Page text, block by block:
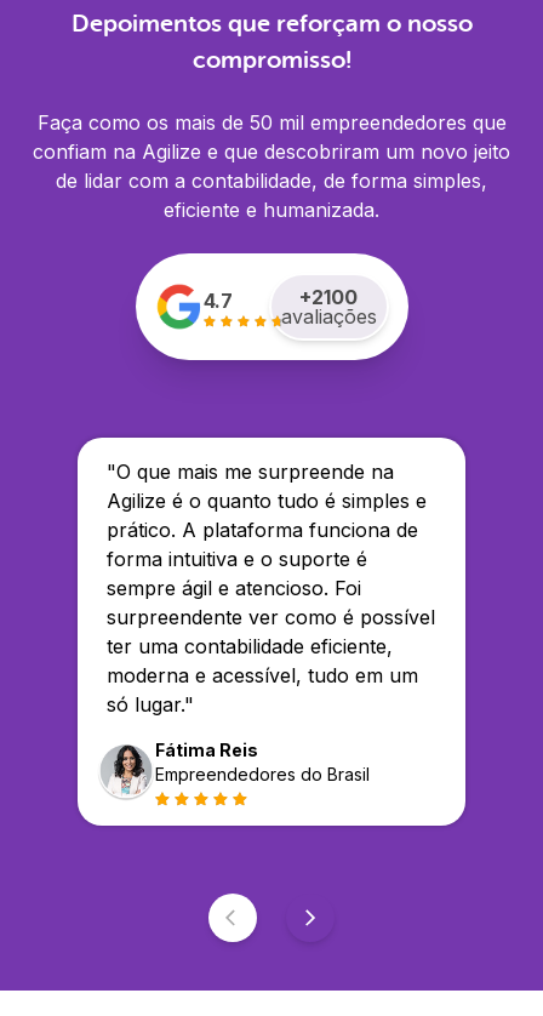
Depoimentos que reforçam o nosso
compromisso!
Faça como os mais de 50 mil empreendedores que
confiam na Agilize e que descobriram um novo jeito
de lidar com a contabilidade, de forma simples,
eficiente e humanizada.
4.7 +2100
avaliações
"O que mais me surpreende na
Agilize é o quanto tudo é simples e
prático. A plataforma funciona de
forma intuitiva e o suporte é
sempre ágil e atencioso. Foi
surpreendente ver como é possível
ter uma contabilidade eficiente,
moderna e acessível, tudo em um
só lugar."
Fátima Reis
Empreendedores do Brasil